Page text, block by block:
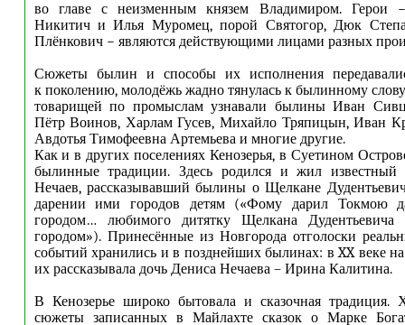
во главе с неизменным князем Владимиром. Герои
Никитич и Илья Муромец, порой Святогор, Дюк
Плёнкович − являются действующими лицами разных
Сюжеты былин и способы их исполнения
к поколению, молодёжь жадно тянулась к былинному
товарищей по промыслам узнавали былины Иван
Пётр Воинов, Харлам Гусев, Михайло Тряпицын, Иван
Авдотья Тимофеевна Артемьева и многие другие.
Как и в других поселениях Кенозерья, в Суетином
былинные традиции. Здесь родился и жил известный
Нечаев, рассказывавший былины о Щелкане
дарении ими городов детям («Фому дарил Токмою
городом… любимого дитятку Щелкана Дудентьевича
городом»). Принесённые из Новгорода отголоски
событий хранились и в позднейших былинах: в XX веке
их рассказывала дочь Дениса Нечаева – Ирина Калитина.
В Кенозерье широко бытовала и сказочная традиция.
сюжеты записанных в Майлахте сказок о Марке